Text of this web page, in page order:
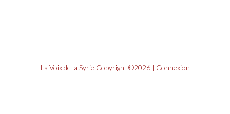
La Voix de la Syrie Copyright ©2026 | Connexion